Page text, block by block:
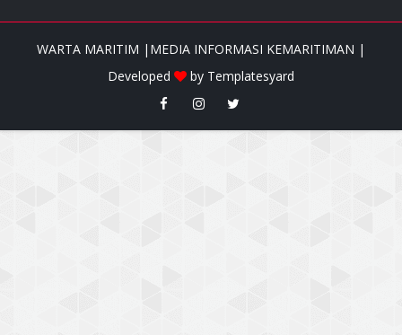
WARTA MARITIM |MEDIA INFORMASI KEMARITIMAN |
Developed
by Templatesyard